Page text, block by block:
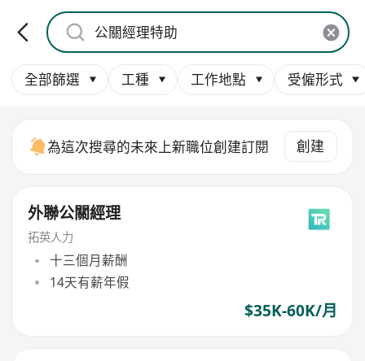
全部篩選 工種 工作地點 受僱形式
為這次搜尋的未來上新職位創建訂閱 創建
外聯公關經理
拓英人力
十三個月薪酬
14天有薪年假
$35K-60K/月